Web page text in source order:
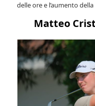
delle ore e l’aumento
Matteo